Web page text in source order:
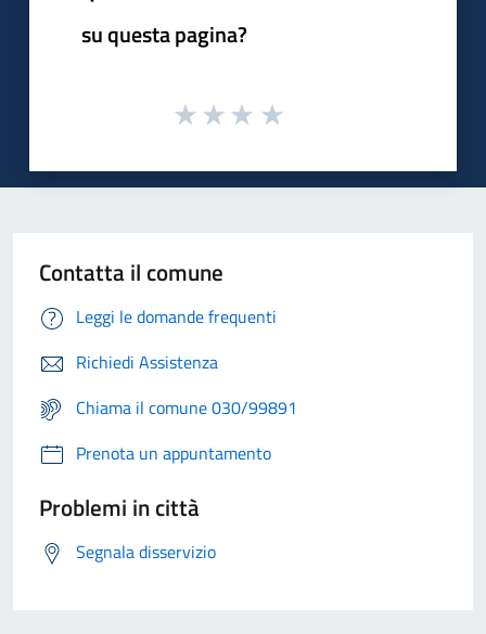
su questa pagina?
Contatta il comune
Leggi le domande frequenti
Richiedi Assistenza
Chiama il comune 030/99891
Prenota un appuntamento
Problemi in città
Segnala disservizio